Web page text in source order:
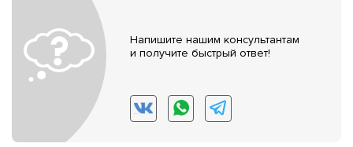
Напишите нашим консультантам
и получите быстрый ответ!